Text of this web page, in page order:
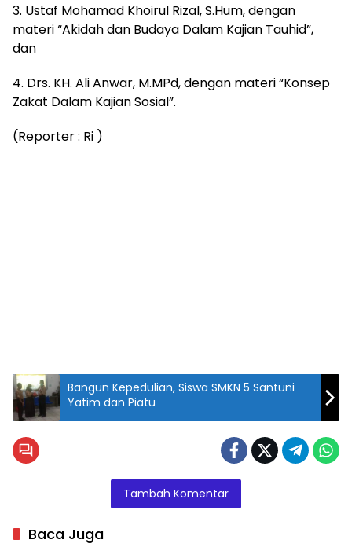
3. Ustaf Mohamad Khoirul Rizal, S.Hum, dengan
materi “Akidah dan Budaya Dalam Kajian Tauhid”,
dan
4. Drs. KH. Ali Anwar, M.MPd, dengan materi “Konsep
Zakat Dalam Kajian Sosial”.
(Reporter : Ri )
Bangun Kepedulian, Siswa SMKN 5 Santuni
Yatim dan Piatu
Tambah Komentar
Baca Juga